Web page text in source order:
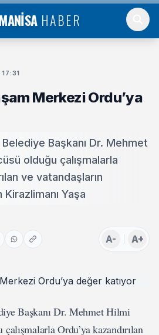
MANİSA HABER
Merkezi Ordu’ya
Başkanı Dr. Mehmet
olduğu çalışmalarla
ve vatandaşların
Kirazlimanı Yaşa
A- A+
Başkanı Dr. Mehmet Hilmi
Ordu’ya kazandırılan